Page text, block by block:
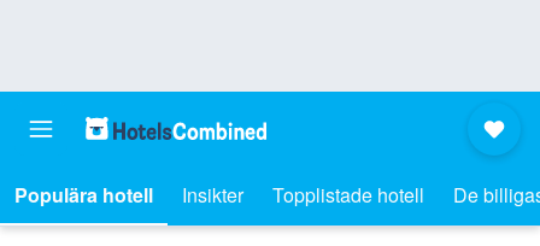
Populära hotell Insikter Topplistade hotell De